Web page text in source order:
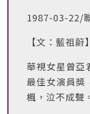
1987-03-22/
【文：藍祖蔚】
華視女星曾亞
最佳女演員獎
楓，泣不成聲